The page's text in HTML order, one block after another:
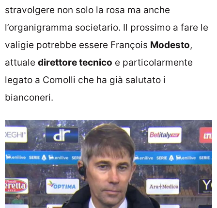
stravolgere non solo la rosa ma anche
l’organigramma societario. Il prossimo a fare le
valigie potrebbe essere François Modesto,
attuale direttore tecnico e particolarmente
legato a Comolli che ha già salutato i
bianconeri.